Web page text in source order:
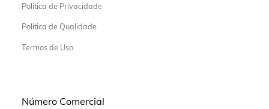
Número Comercial
Política de Privacidade
Política de Qualidade
Termos de Uso